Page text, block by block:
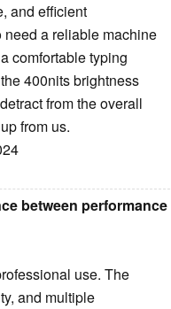
and efficient
a reliable machine
comfortable typing
400nits brightness
from the overall
from us.
between performance
use. The
and multiple